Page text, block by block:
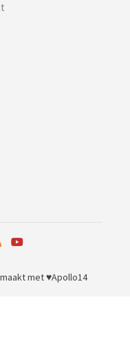
met ♥Apollo14